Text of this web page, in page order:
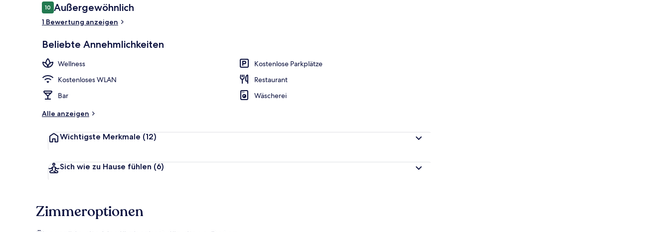
Bewertungen
1010 von 10.
Außergewöhnlich
1 Bewertung anzeigen
Beliebte Annehmlichkeiten
Wellness
Kostenlose Parkplätze
Kostenloses WLAN
Restaurant
Bar
Wäscherei
Alle anzeigen
Wichtigste Merkmale (12)
Sich wie zu Hause fühlen (6)
Zimmeroptionen